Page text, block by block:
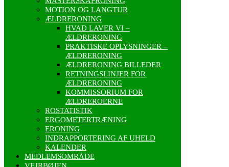
MOTION OG LANGTUR
ÆLDRERONING
HVAD LAVER VI –
ÆLDRERONING
PRAKTISKE OPLYSNINGER –
ÆLDRERONING
ÆLDRERONING BILLEDER
RETNINGSLINJER FOR
ÆLDRERONING
KOMMISSORIUM FOR
ÆLDREROERNE
ROSTATISTIK
ERGOMETERTRÆNING
ERONING
INDRAPPORTERING AF UHELD
KALENDER
MEDLEMSOMRÅDE
VEJRBØJEN